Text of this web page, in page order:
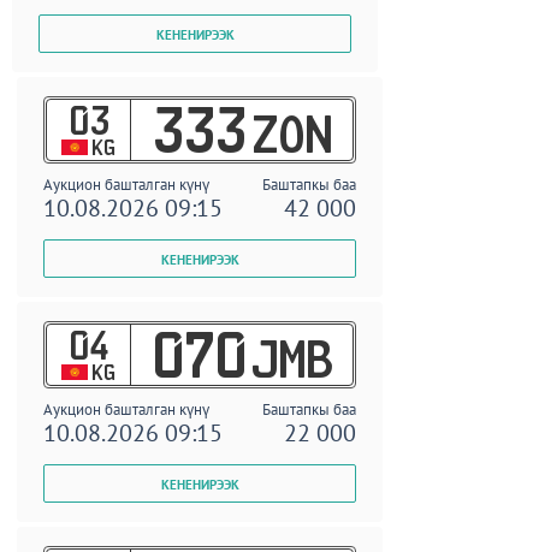
03
KG 333 ZON
Аукцион башталган күнү Баштапкы баа
10.08.2026 09:15 42 000
04
KG 070 JMB
Аукцион башталган күнү Баштапкы баа
10.08.2026 09:15 22 000